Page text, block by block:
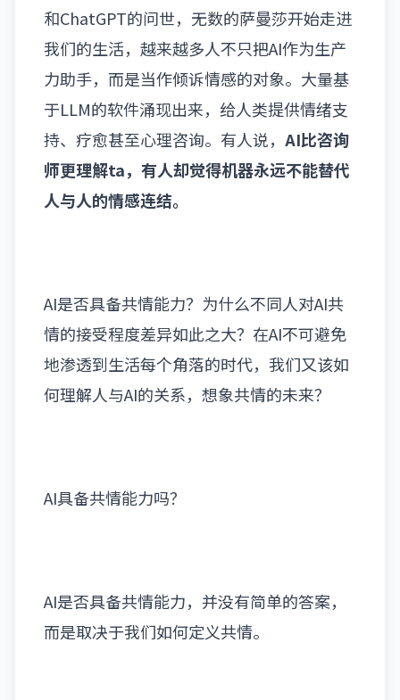
和ChatGPT的问世，无数的萨曼莎开始走进
我们的生活，越来越多人不只把AI作为生产
力助手，而是当作倾诉情感的对象。大量基
于LLM的软件涌现出来，给人类提供情绪支
持、疗愈甚至心理咨询。有人说， AI比咨询
师更理解ta，有人却觉得机器永远不能替代
人与人的情感连结。
AI是否具备共情能力？为什么不同人对AI共
情的接受程度差异如此之大？在AI不可避免
地渗透到生活每个角落的时代，我们又该如
何理解人与AI的关系，想象共情的未来？
AI具备共情能力吗？
AI是否具备共情能力，并没有简单的答案，
而是取决于我们如何定义共情。